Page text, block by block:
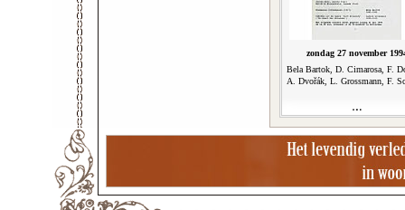
zondag 27 november
Bela Bartok, D. Cimarosa, F.
A. Dvořák, L. Grossmann, F.